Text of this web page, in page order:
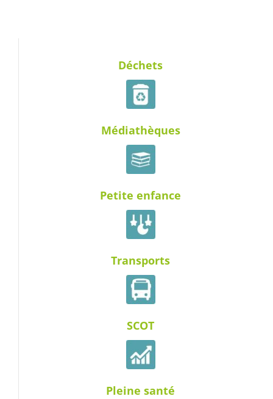
Déchets
Médiathèques
Petite enfance
Transports
SCOT
Pleine santé